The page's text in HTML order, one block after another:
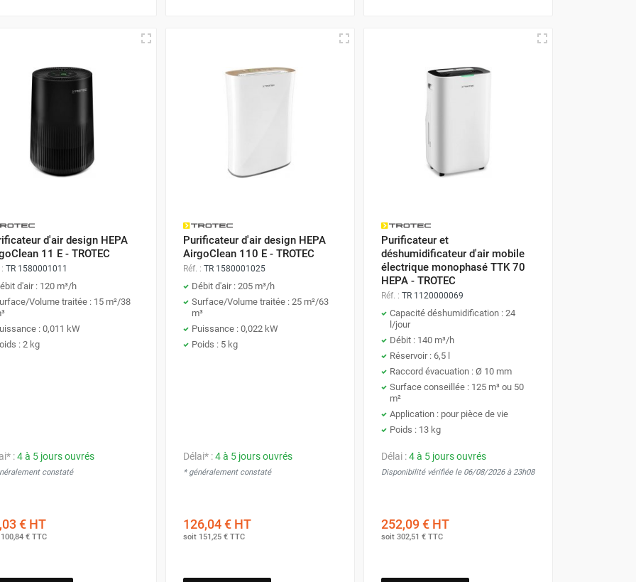
d'air design HEPA
11 E - TROTEC
TR 1580001011
d'air : 120 m³/h
Volume traitée : 15 m²/38
: 0,011 kW
: 2 kg
:4 à 5 jours ouvrés
constaté
€ HT
100,84 € TTC
Purificateur d'air design HEPA
AirgoClean 110 E - TROTEC
Réf. : TR 1580001025
Débit d'air : 205 m³/h
Surface/Volume traitée : 25 m²/63
m³
Puissance : 0,022 kW
Poids : 5 kg
Délai* :4 à 5 jours ouvrés
* généralement constaté
126,04 €HT
soit 151,25 €TTC
Purificateur et
déshumidificateur d'air mobile
électrique monophasé TTK 70
HEPA - TROTEC
Réf. : TR 1120000069
Capacité déshumidification : 24
l/jour
Débit : 140 m³/h
Réservoir : 6,5 l
Raccord évacuation : Ø 10 mm
Surface conseillée : 125 m³ ou 50
m²
Application : pour pièce de vie
Poids : 13 kg
Délai :4 à 5 jours ouvrés
Disponibilité vérifiée le 06/08/2026 à 23h08
252,09 €HT
soit 302,51 €TTC